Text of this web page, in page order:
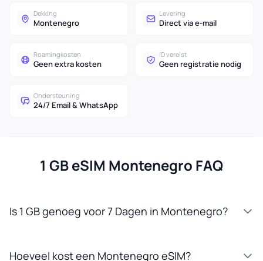
Dekking
Montenegro
Levering
Direct via e-mail
Roamingkosten
Geen extra kosten
ID vereist
Geen registratie nodig
Ondersteuning
24/7 Email & WhatsApp
1 GB eSIM Montenegro FAQ
Is 1 GB genoeg voor 7 Dagen in Montenegro?
Hoeveel kost een Montenegro eSIM?